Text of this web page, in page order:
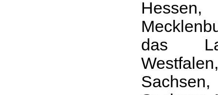
das